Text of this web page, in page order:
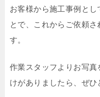
お客様から施工事例とし
とで、これからご依頼
す。
作業スタッフよりお写
けがありましたら、ぜひ